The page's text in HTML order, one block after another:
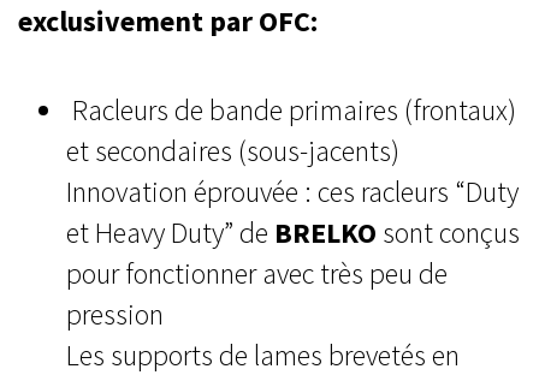
exclusivement par OFC:
Racleurs de bande primaires (frontaux)
et secondaires (sous-jacents)
Innovation éprouvée : ces racleurs “Duty
et Heavy Duty” de BRELKO sont conçus
pour fonctionner avec très peu de
pression
Les supports de lames brevetés en